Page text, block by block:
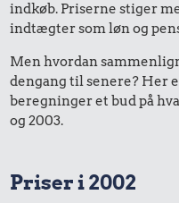
indkøb. Priserne stiger
indtægter som løn og
Men hvordan
dengang til senere? Her
beregninger et bud på
og 2003.
Priser i 2002